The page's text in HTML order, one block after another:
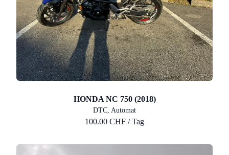
HONDA NC 750 (2018)
DTC, Automat
100.00 CHF / Tag